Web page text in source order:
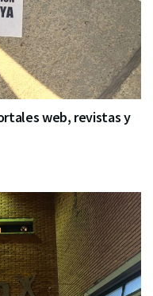
web, revistas y